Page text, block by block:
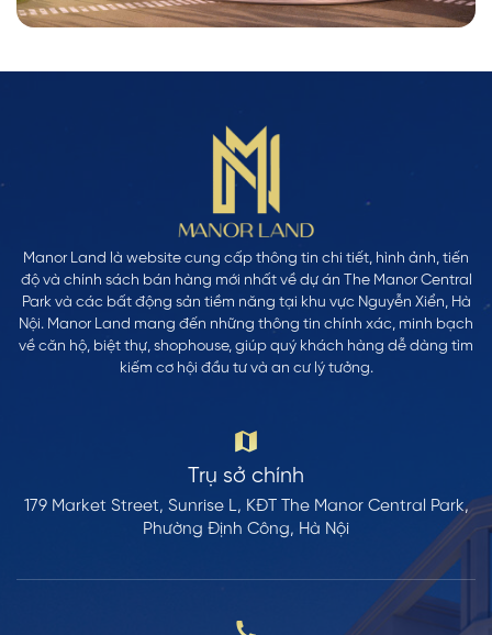
Manor Land là website cung cấp thông tin chi tiết, hình ảnh, tiến
độ và chính sách bán hàng mới nhất về dự án The Manor Central
Park và các bất động sản tiềm năng tại khu vực Nguyễn Xiển, Hà
Nội. Manor Land mang đến những thông tin chính xác, minh bạch
về căn hộ, biệt thự, shophouse, giúp quý khách hàng dễ dàng tìm
kiếm cơ hội đầu tư và an cư lý tưởng.
Trụ sở chính
179 Market Street, Sunrise L, KĐT The Manor Central Park,
Phường Định Công, Hà Nội